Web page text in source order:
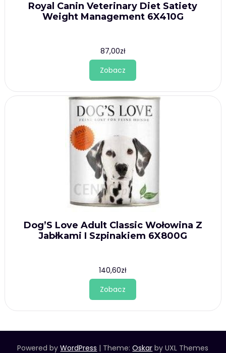
Royal Canin Veterinary Diet Satiety
Weight Management 6X410G
87,00zł
Zobacz
Dog’S Love Adult Classic Wołowina Z
Jabłkami I Szpinakiem 6X800G
140,60zł
Zobacz
Powered byWordPress | Theme:Oskar by UXL Themes